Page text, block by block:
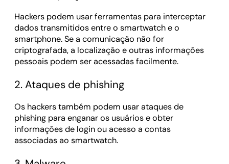
Hackers podem usar ferramentas para interceptar
dados transmitidos entre o smartwatch e o
smartphone. Se a comunicação não for
criptografada, a localização e outras informações
pessoais podem ser acessadas facilmente.
2. Ataques de phishing
Os hackers também podem usar ataques de
phishing para enganar os usuários e obter
informações de login ou acesso a contas
associadas ao smartwatch.